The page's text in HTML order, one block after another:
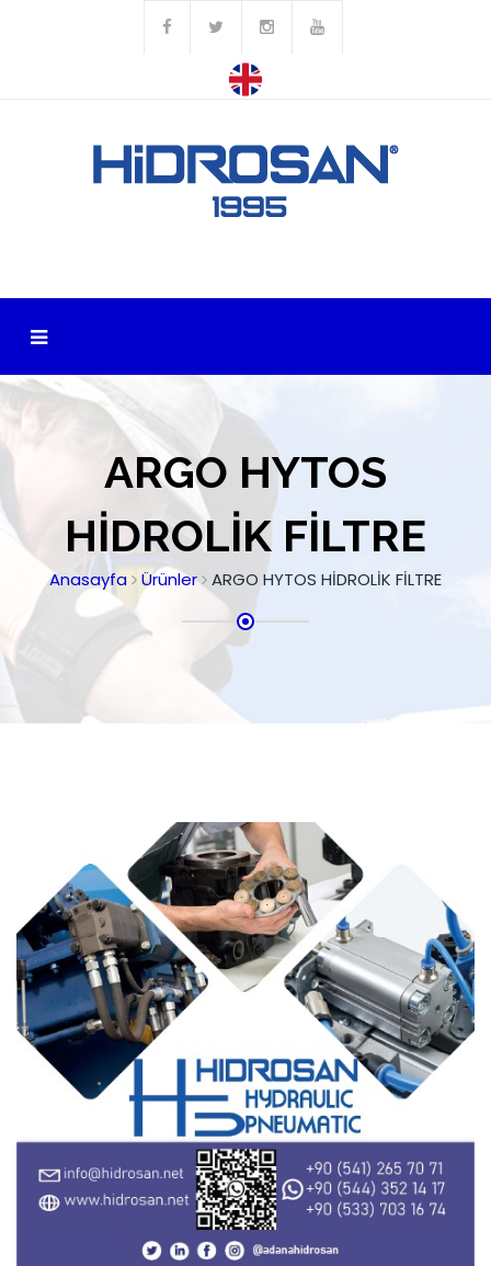
ARGO HYTOS
HİDROLİK FİLTRE
Anasayfa Ürünler ARGO HYTOS HİDROLİK FİLTRE